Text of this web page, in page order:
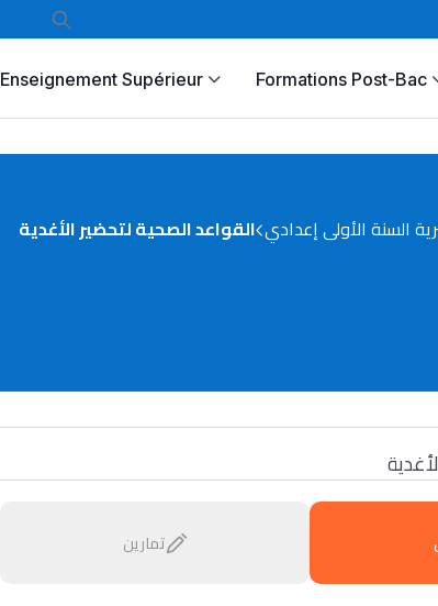
Enseignement Supérieur Formations Post-Bac
السنة الأولى إعدادي القواعد الصحية لتحضير الأغدية
تمارين